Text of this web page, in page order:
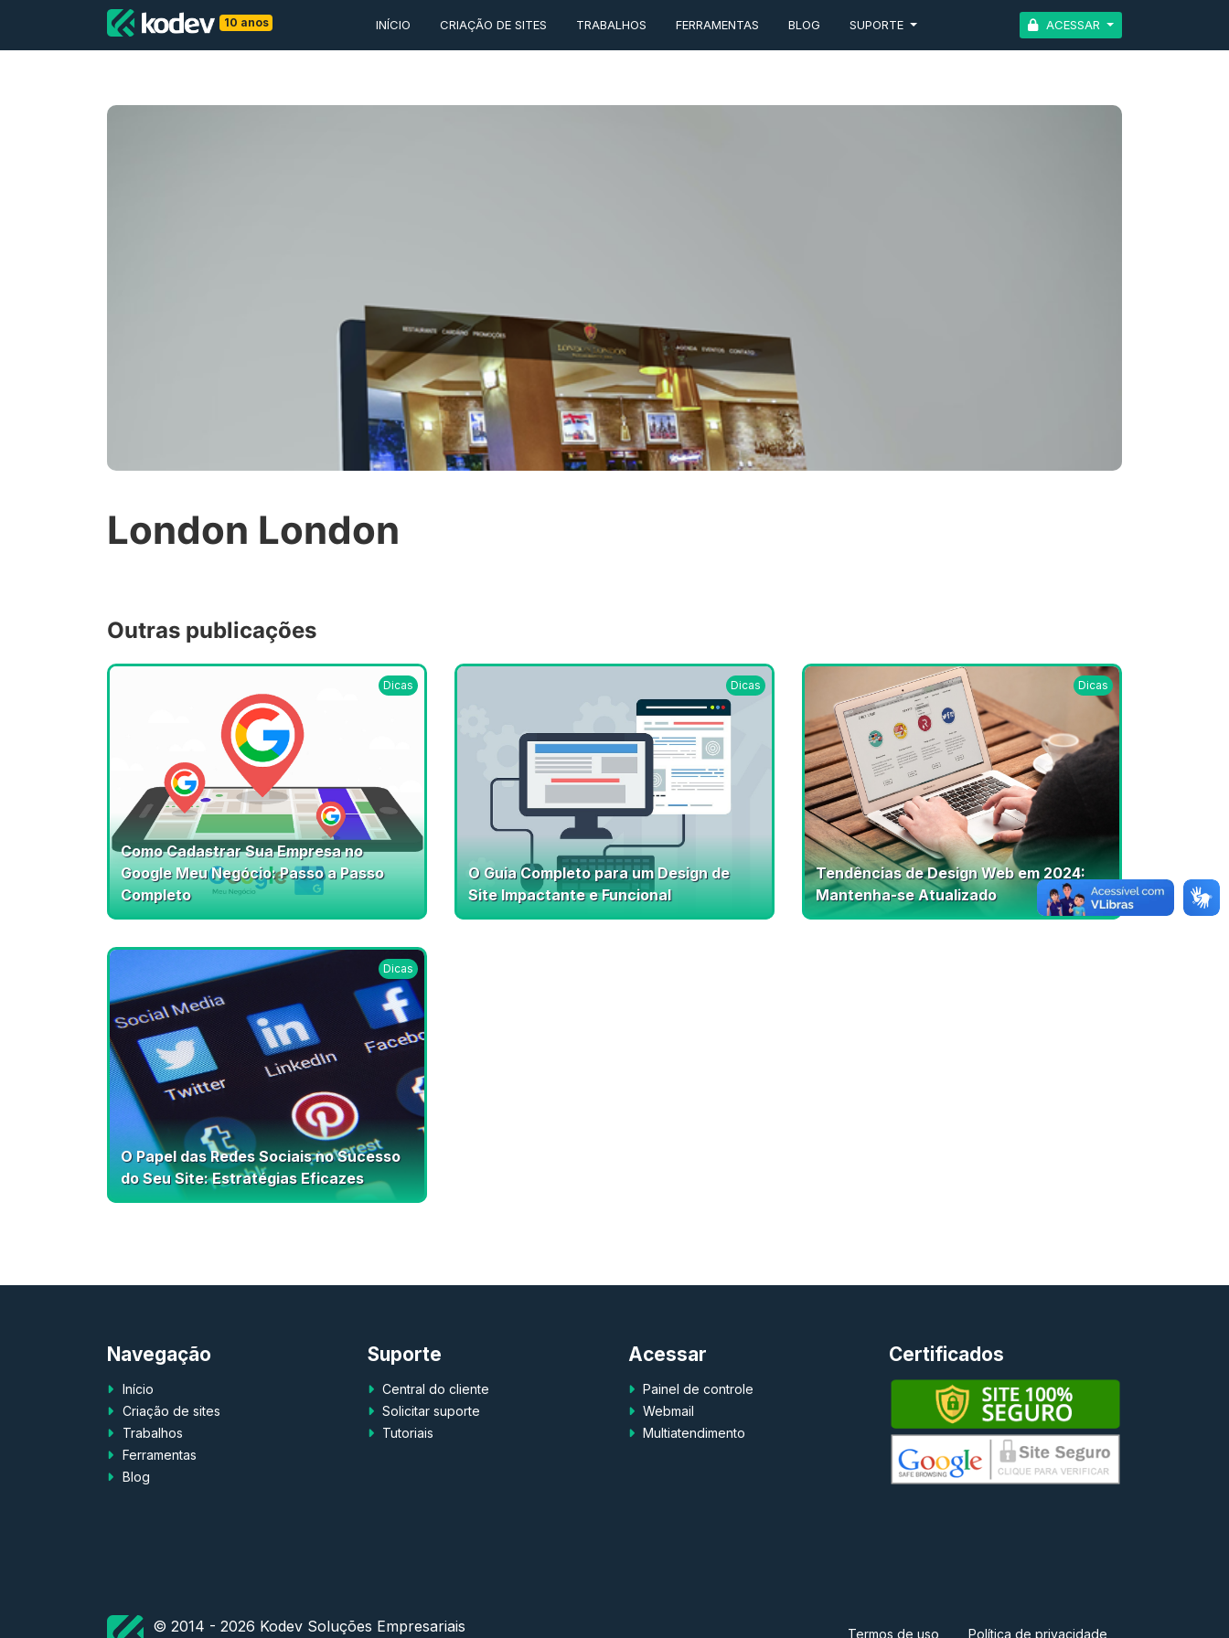
10 anos INÍCIO CRIAÇÃO DE SITES TRABALHOS FERRAMENTAS BLOG SUPORTE ACESSAR
London London
Outras publicações
Dicas
Como Cadastrar Sua Empresa no
Google Meu Negócio: Passo a Passo
Completo
Dicas
O Guia Completo para um Design de
Site Impactante e Funcional
Dicas
Tendências de Design Web em 2024:
Mantenha-se Atualizado
Dicas
O Papel das Redes Sociais no Sucesso
do Seu Site: Estratégias Eficazes
Navegação
Início
Criação de sites
Trabalhos
Ferramentas
Blog
Suporte
Central do cliente
Solicitar suporte
Tutoriais
Acessar
Painel de controle
Webmail
Multiatendimento
Certificados
© 2014 - 2026 Kodev Soluções Empresariais Termos de uso Política de privacidade